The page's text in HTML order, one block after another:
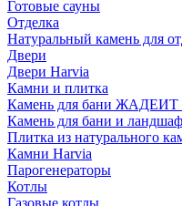
Готовые сауны
Отделка
Натуральный камень для
Двери
Двери Harvia
Камни и плитка
Камень для бани ЖАДЕИТ
Камень для бани и
Плитка из натурального
Камни Harvia
Парогенераторы
Котлы
Газовые котлы